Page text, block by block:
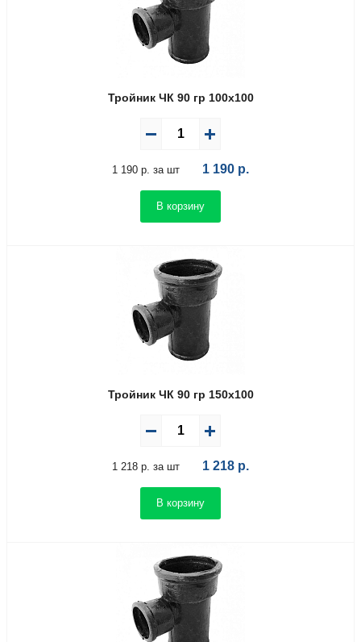
Тройник ЧК 90 гр 100х100
1 190 р. за шт 1 190 р.
В корзину
Тройник ЧК 90 гр 150х100
1 218 р. за шт 1 218 р.
В корзину